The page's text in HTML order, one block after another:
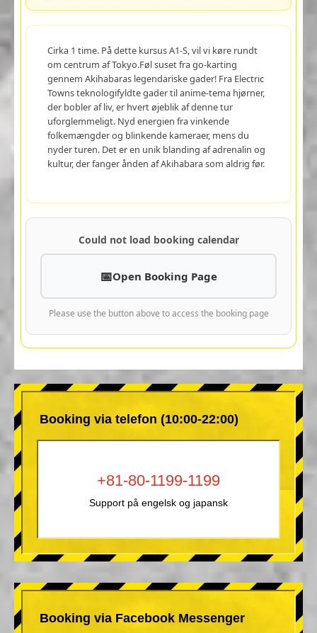
Cirka 1 time. På dette kursus A1-S, vil vi køre rundt
om centrum af Tokyo.Føl suset fra go-karting
gennem Akihabaras legendariske gader! Fra Electric
Towns teknologifyldte gader til anime-tema hjørner,
der bobler af liv, er hvert øjeblik af denne tur
uforglemmeligt. Nyd energien fra vinkende
folkemængder og blinkende kameraer, mens du
nyder turen. Det er en unik blanding af adrenalin og
kultur, der fanger ånden af Akihabara som aldrig før.
Could not load booking calendar
Open Booking Page
Please use the button above to access the booking page
Booking via telefon (10:00-22:00)
+81-80-1199-1199
Support på engelsk og japansk
Booking via Facebook Messenger